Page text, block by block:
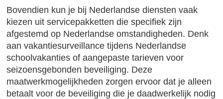
Bovendien kun je bij Nederlandse diensten vaak
kiezen uit servicepakketten die specifiek zijn
afgestemd op Nederlandse omstandigheden. Denk
aan vakantiesurveillance tijdens Nederlandse
schoolvakanties of aangepaste tarieven voor
seizoensgebonden beveiliging. Deze
maatwerkmogelijkheden zorgen ervoor dat je alleen
betaalt voor de beveiliging die je daadwerkelijk nodig